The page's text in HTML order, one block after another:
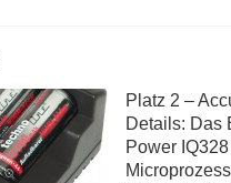
Platz 2 –
Details: Das
Power